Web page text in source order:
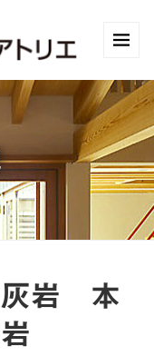
灰岩 本